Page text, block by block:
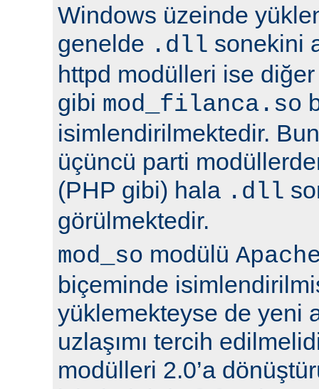
Windows üzeinde
genelde .dll sonekini
httpd modülleri ise
gibi mod_filanca.so
isimlendirilmektedir.
üçüncü parti
(PHP gibi) hala .dll
görülmektedir.
mod_so modülü
biçeminde
yüklemekteyse de yeni
uzlaşımı tercih
modülleri 2.0’a